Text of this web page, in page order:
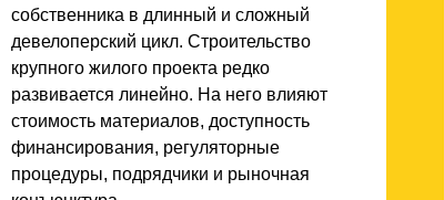
собственника в длинный и сложный
девелоперский цикл. Строительство
крупного жилого проекта редко
развивается линейно. На него влияют
стоимость материалов, доступность
финансирования, регуляторные
процедуры, подрядчики и рыночная